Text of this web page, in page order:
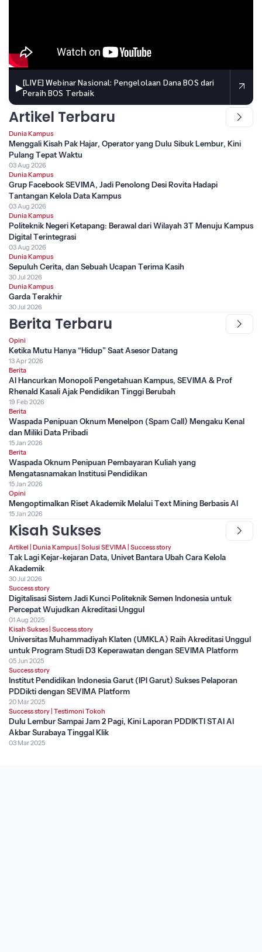
▶[LIVE] Webinar Nasional: Pengelolaan Dana BOS dari
Peraih BOS Terbaik
Artikel Terbaru
Dunia Kampus
Menggali Kisah Pak Hajar, Operator yang Dulu Sibuk Lembur, Kini
Pulang Tepat Waktu
03 Aug 2026
Dunia Kampus
Grup Facebook SEVIMA, Jadi Penolong Desi Rovita Hadapi
Tantangan Kelola Data Kampus
03 Aug 2026
Dunia Kampus
Politeknik Negeri Ketapang: Berawal dari Wilayah 3T Menuju Kampus
Digital Terintegrasi
03 Aug 2026
Dunia Kampus
Sepuluh Cerita, dan Sebuah Ucapan Terima Kasih
30 Jul 2026
Dunia Kampus
Garda Terakhir
30 Jul 2026
Berita Terbaru
Opini
Ketika Mutu Hanya “Hidup” Saat Asesor Datang
13 Apr 2026
Berita
AI Hancurkan Monopoli Pengetahuan Kampus, SEVIMA & Prof
Rhenald Kasali Ajak Pendidikan Tinggi Berubah
19 Feb 2026
Berita
Waspada Penipuan Oknum Menelpon (Spam Call) Mengaku Kenal
dan Miliki Data Pribadi
15 Jan 2026
Berita
Waspada Oknum Penipuan Pembayaran Kuliah yang
Mengatasnamakan Institusi Pendidikan
15 Jan 2026
Opini
Mengoptimalkan Riset Akademik Melalui Text Mining Berbasis AI
15 Jan 2026
Kisah Sukses
Artikel Dunia Kampus Solusi SEVIMA Success story
Tak Lagi Kejar-kejaran Data, Univet Bantara Ubah Cara Kelola
Akademik
30 Jul 2026
Success story
Digitalisasi Sistem Jadi Kunci Politeknik Semen Indonesia untuk
Percepat Wujudkan Akreditasi Unggul
01 Aug 2025
Kisah Sukses Success story
Universitas Muhammadiyah Klaten (UMKLA) Raih Akreditasi Unggul
untuk Program Studi D3 Keperawatan dengan SEVIMA Platform
05 Jun 2025
Success story
Institut Pendidikan Indonesia Garut (IPI Garut) Sukses Pelaporan
PDDikti dengan SEVIMA Platform
20 Mar 2025
Success story Testimoni Tokoh
Dulu Lembur Sampai Jam 2 Pagi, Kini Laporan PDDIKTI STAI Al
Akbar Surabaya Tinggal Klik
03 Mar 2025